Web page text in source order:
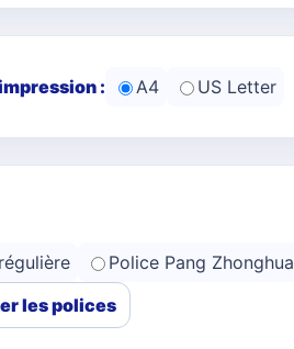
: A4 US Letter
Police Pang Zhonghua
les polices